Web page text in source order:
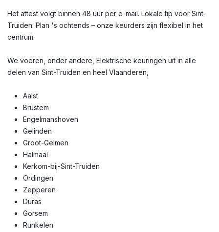
Het attest volgt binnen 48 uur per e-mail. Lokale tip voor Sint-
Truiden: Plan 's ochtends – onze keurders zijn flexibel in het
centrum.
We voeren, onder andere, Elektrische keuringen uit in alle
delen van Sint-Truiden en heel Vlaanderen,
Aalst
Brustem
Engelmanshoven
Gelinden
Groot-Gelmen
Halmaal
Kerkom-bij-Sint-Truiden
Ordingen
Zepperen
Duras
Gorsem
Runkelen